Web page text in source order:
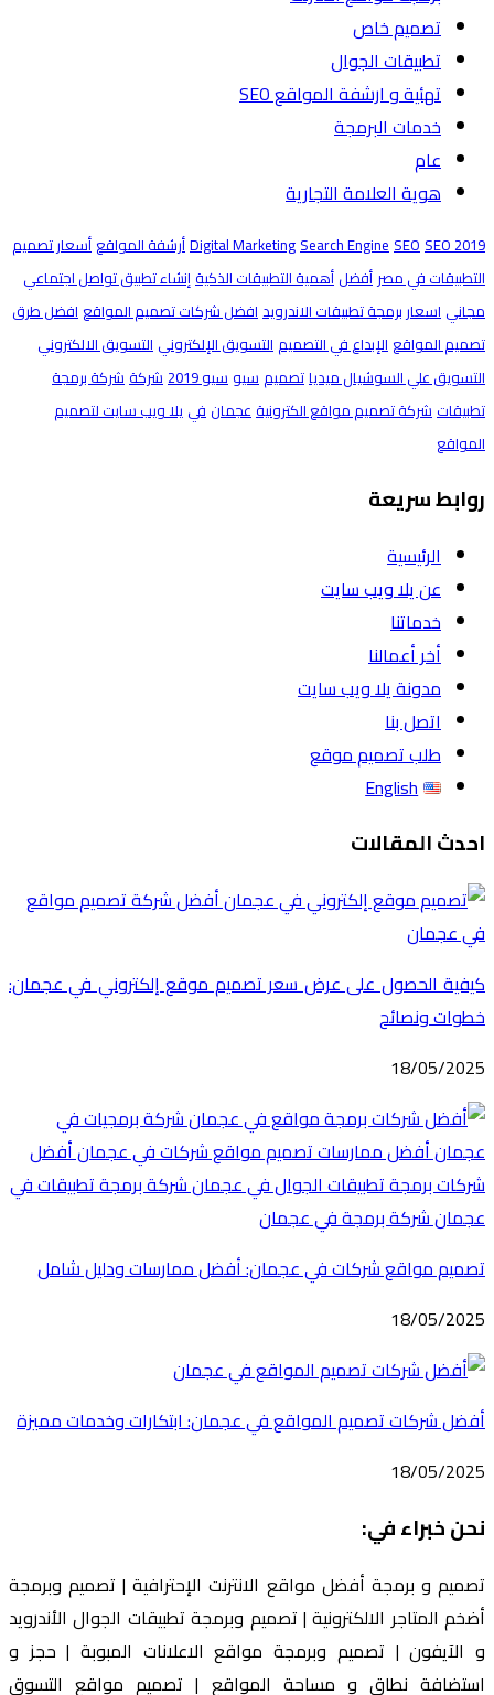
تصميم خاص
تطبيقات الجوال
تهئية و ارشفة المواقع SEO
خدمات البرمجة
عام
هوية العلامة التجارية
Digital MarketingSearch EngineSEOSEO 2019 أرشفة المواقع أسعار تصميم
التطبيقات في مصر أفضل أهمية التطبيقات الذكيةإنشاء تطبيق تواصل اجتماعي
مجاني اسعار برمجة تطبيقات الاندرويدافضل شركات تصميم المواقع افضل طرق
تصميم المواقع الإبداع في التصميم التسويق الإلكتروني التسويق الالكتروني
التسويق علي السوشيال ميدياتصميم سيو سيو 2019 شركةشركة برمجة
تطبيقاتشركة تصميم مواقع الكترونيةعجمان في يلا ويب سايت لتصميم
المواقع
روابط سريعة
الرئيسية
عن يلا ويب سايت
خدماتنا
أخر أعمالنا
مدونة يلا ويب سايت
اتصل بنا
طلب تصميم موقع
English
احدث المقالات
كيفية الحصول على عرض سعر تصميم موقع إلكتروني في عجمان:
خطوات ونصائح
18/05/2025
تصميم مواقع شركات في عجمان: أفضل ممارسات ودليل شامل
18/05/2025
أفضل شركات تصميم المواقع في عجمان: ابتكارات وخدمات مميزة
18/05/2025
نحن خبراء في:
تصميم و برمجة أفضل مواقع الانترنت الإحترافية | تصميم وبرمجة
أضخم المتاجر الالكترونية | تصميم وبرمجة تطبيقات الجوال الأندرويد
و الآيفون | تصميم وبرمجة مواقع الاعلانات المبوبة | حجز و
استضافة نطاق و مساحة المواقع | تصميم مواقع التسوق